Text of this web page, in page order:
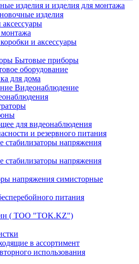
изделия и изделия для монтажа
изделия
и аксессуары
Бытовые приборы
оборудование
для дома
Видеонаблюдение
для видеонаблюдения
и резервного питания
стабилизаторы напряжения
стабилизаторы напряжения
напряжения симисторные
питания
( ТОО "TOK.KZ")
в ассортимент
использования